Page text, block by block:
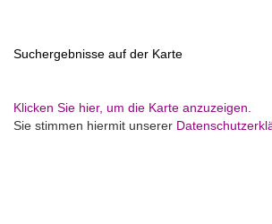
Suchergebnisse auf der Karte
Klicken Sie hier, um die Karte anzuzeigen.
Sie stimmen hiermit unserer